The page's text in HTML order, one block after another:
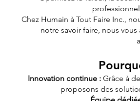
Chez Humain à Tout Faire Inc.,
notre savoir-faire, nous
Innovation continue : Grâce à
proposons des